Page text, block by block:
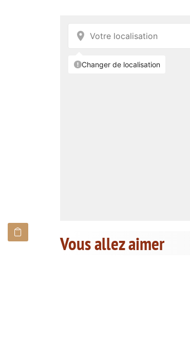
Vous allez aimer